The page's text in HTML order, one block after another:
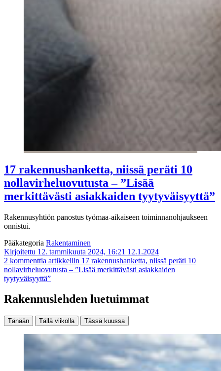
17 rakennushanketta, niissä peräti 10
nollavirheluovutusta – ”Lisää
merkittävästi asiakkaiden tyytyväisyyttä”
Rakennusyhtiön panostus työmaa-aikaiseen toiminnanohjaukseen
onnistui.
Pääkategoria Rakentaminen
Kirjoitettu 12. tammikuuta 2024, 16:21 12.1.2024
2 kommenttia artikkeliin 17 rakennushanketta, niissä peräti 10
nollavirheluovutusta – ”Lisää merkittävästi asiakkaiden
tyytyväisyyttä”
Rakennuslehden luetuimmat
Tänään Tällä viikolla Tässä kuussa